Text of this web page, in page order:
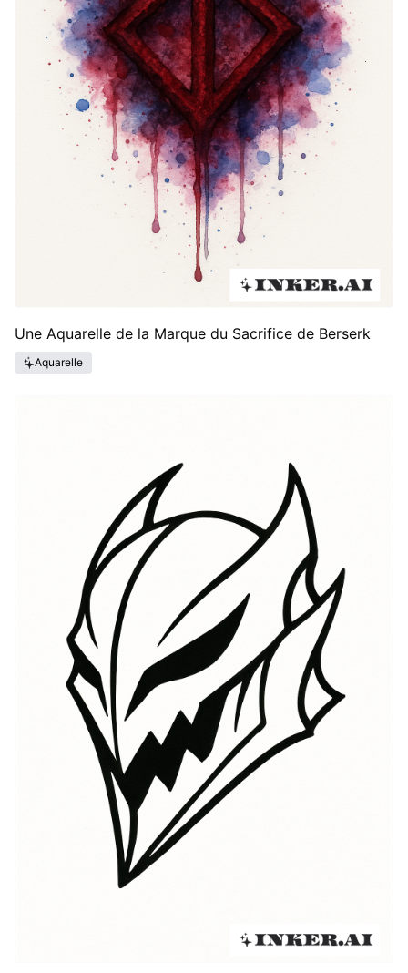
Une Aquarelle de la Marque du Sacrifice de Berserk
Aquarelle